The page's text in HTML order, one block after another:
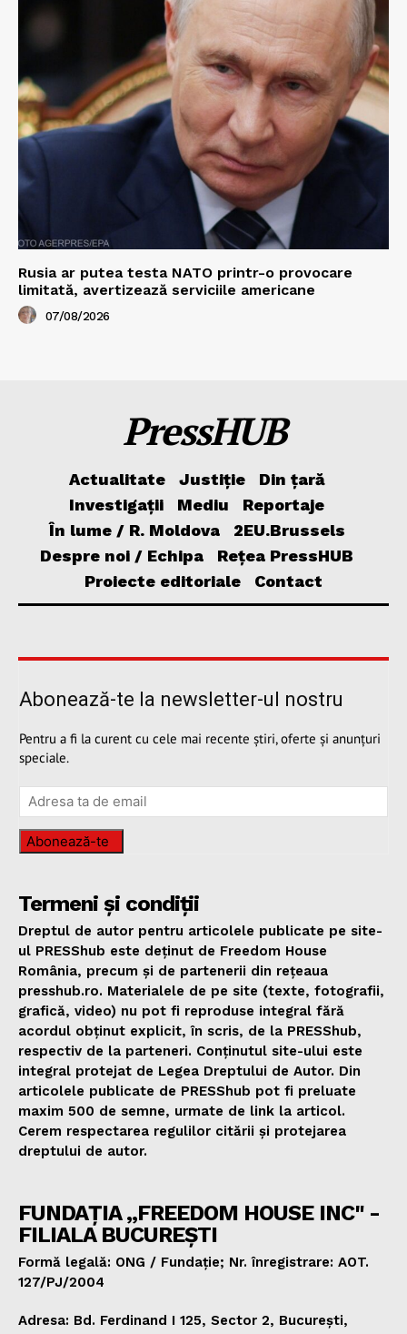
Rusia ar putea testa NATO printr-o provocare
limitată, avertizează serviciile americane
07/08/2026
PressHUB
Actualitate Justiție
Din țară
Investigații
Mediu
Reportaje
În lume / R. Moldova
2EU.Brussels
Despre noi / Echipa
Rețea PressHUB
Proiecte editoriale
Contact
Abonează-te la newsletter-ul nostru
Pentru a fi la curent cu cele mai recente știri, oferte și anunțuri
speciale.
Abonează-te
Termeni și condiții
Dreptul de autor pentru articolele publicate pe site-
ul PRESShub este deținut de Freedom House
România, precum și de partenerii din rețeaua
presshub.ro. Materialele de pe site (texte, fotografii,
grafică, video) nu pot fi reproduse integral fără
acordul obținut explicit, în scris, de la PRESShub,
respectiv de la parteneri. Conținutul site-ului este
integral protejat de Legea Dreptului de Autor. Din
articolele publicate de PRESShub pot fi preluate
maxim 500 de semne, urmate de link la articol.
Cerem respectarea regulilor citării și protejarea
dreptului de autor.
FUNDAȚIA „FREEDOM HOUSE INC" -
FILIALA BUCUREȘTI
Formă legală: ONG / Fundație; Nr. înregistrare: AOT.
127/PJ/2004
Adresa: Bd. Ferdinand I 125, Sector 2, București,